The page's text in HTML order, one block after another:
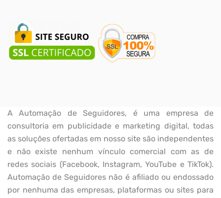
A Automação de Seguidores, é uma empresa de
consultoria em publicidade e marketing digital, todas
as soluções ofertadas em nosso site são independentes
e não existe nenhum vínculo comercial com as de
redes sociais (Facebook, Instagram, YouTube e TikTok).
Automação de Seguidores não é afiliado ou endossado
por nenhuma das empresas, plataformas ou sites para